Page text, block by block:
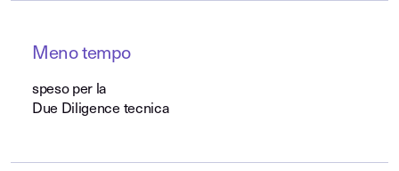
Meno tempo
speso per la
Due Diligence tecnica